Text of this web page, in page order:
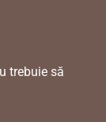
trebuie să